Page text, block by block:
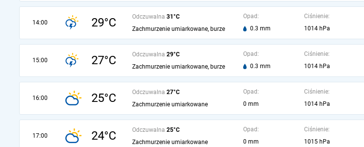
14:00 29°C Odczuwalna 31°C
Zachmurzenie umiarkowane, burze
Opad:
0.3 mm
Ciśnienie:
1014 hPa
15:00 27°C Odczuwalna 29°C
Zachmurzenie umiarkowane, burze
Opad:
0.3 mm
Ciśnienie:
1014 hPa
16:00 25°C Odczuwalna 27°C
Zachmurzenie umiarkowane
Opad:
0 mm
Ciśnienie:
1014 hPa
17:00 24°C Odczuwalna 25°C
Zachmurzenie umiarkowane
Opad:
0 mm
Ciśnienie:
1015 hPa